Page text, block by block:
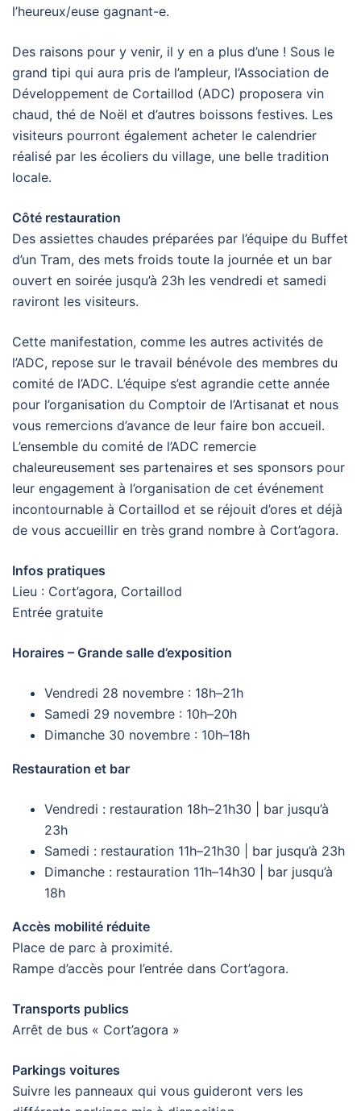
l’heureux/euse gagnant-e.
Des raisons pour y venir, il y en a plus d’une ! Sous le
grand tipi qui aura pris de l’ampleur, l’Association de
Développement de Cortaillod (ADC) proposera vin
chaud, thé de Noël et d’autres boissons festives. Les
visiteurs pourront également acheter le calendrier
réalisé par les écoliers du village, une belle tradition
locale.
Côté restauration
Des assiettes chaudes préparées par l’équipe du Buffet
d’un Tram, des mets froids toute la journée et un bar
ouvert en soirée jusqu’à 23h les vendredi et samedi
raviront les visiteurs.
Cette manifestation, comme les autres activités de
l’ADC, repose sur le travail bénévole des membres du
comité de l’ADC. L’équipe s’est agrandie cette année
pour l’organisation du Comptoir de l’Artisanat et nous
vous remercions d’avance de leur faire bon accueil.
L’ensemble du comité de l’ADC remercie
chaleureusement ses partenaires et ses sponsors pour
leur engagement à l’organisation de cet événement
incontournable à Cortaillod et se réjouit d’ores et déjà
de vous accueillir en très grand nombre à Cort’agora.
Infos pratiques
Lieu : Cort’agora, Cortaillod
Entrée gratuite
Horaires – Grande salle d’exposition
Vendredi 28 novembre : 18h–21h
Samedi 29 novembre : 10h–20h
Dimanche 30 novembre : 10h–18h
Restauration et bar
Vendredi : restauration 18h–21h30 | bar jusqu’à
23h
Samedi : restauration 11h–21h30 | bar jusqu’à 23h
Dimanche : restauration 11h–14h30 | bar jusqu’à
18h
Accès mobilité réduite
Place de parc à proximité.
Rampe d’accès pour l’entrée dans Cort’agora.
Transports publics
Arrêt de bus « Cort’agora »
Parkings voitures
Suivre les panneaux qui vous guideront vers les